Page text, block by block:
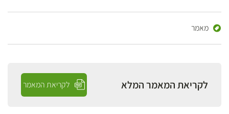
מאמר
לקריאת המאמר המלא לקריאת המאמר